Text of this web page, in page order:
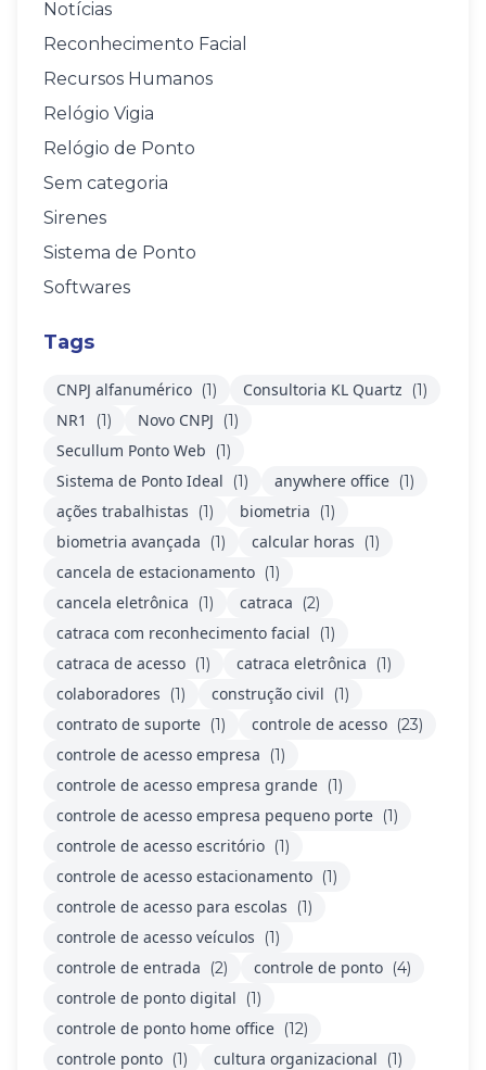
Notícias
Reconhecimento Facial
Recursos Humanos
Relógio Vigia
Relógio de Ponto
Sem categoria
Sirenes
Sistema de Ponto
Softwares
Tags
CNPJ alfanumérico (1) Consultoria KL Quartz (1)
NR1 (1) Novo CNPJ (1)
Secullum Ponto Web (1)
Sistema de Ponto Ideal (1) anywhere office (1)
ações trabalhistas (1) biometria (1)
biometria avançada (1) calcular horas (1)
cancela de estacionamento (1)
cancela eletrônica (1) catraca (2)
catraca com reconhecimento facial (1)
catraca de acesso (1) catraca eletrônica (1)
colaboradores (1) construção civil (1)
contrato de suporte (1) controle de acesso (23)
controle de acesso empresa (1)
controle de acesso empresa grande (1)
controle de acesso empresa pequeno porte (1)
controle de acesso escritório (1)
controle de acesso estacionamento (1)
controle de acesso para escolas (1)
controle de acesso veículos (1)
controle de entrada (2) controle de ponto (4)
controle de ponto digital (1)
controle de ponto home office (12)
controle ponto (1) cultura organizacional (1)